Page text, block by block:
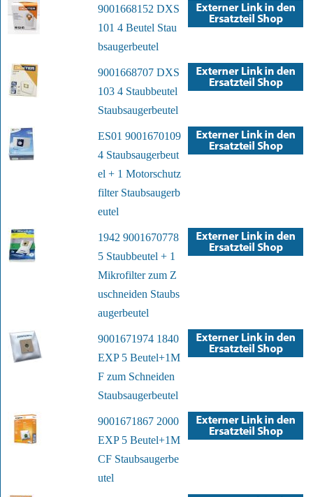
9001668152 DXS
101 4 Beutel Stau
bsaugerbeutel
9001668707 DXS
103 4 Staubbeutel
Staubsaugerbeutel
ES01 9001670109
4 Staubsaugerbeut
el + 1 Motorschutz
filter Staubsaugerb
eutel
1942 9001670778
5 Staubbeutel + 1
Mikrofilter zum Z
uschneiden Staubs
augerbeutel
9001671974 1840
EXP 5 Beutel+1M
F zum Schneiden
Staubsaugerbeutel
9001671867 2000
EXP 5 Beutel+1M
CF Staubsaugerbe
utel